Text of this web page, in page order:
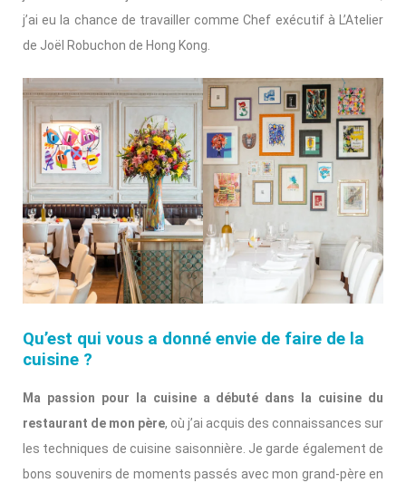
j’ai eu la chance de travailler comme Chef exécutif à L’Atelier
de Joël Robuchon de Hong Kong.
Qu’est qui vous a donné envie de faire de la
cuisine ?
Ma passion pour la cuisine a débuté dans la cuisine du
restaurant de mon père, où j’ai acquis des connaissances sur
les techniques de cuisine saisonnière. Je garde également de
bons souvenirs de moments passés avec mon grand-père en